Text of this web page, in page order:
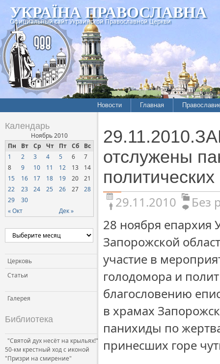
УКРАЇНА ПРАВОСЛАВНА
Официальный сайт Украинской Православной Церкви
Новости Главная
Календарь
Ноябрь 2010
Пн
Вт Ср Чт Пт Сб Вс
« Окт Дек »
1 2 3 4 5 6
7
8
9 10 11 12 13
14
15
16 17 18 19 20
21
22
23 24 25 26 27
28
29
30
Церковь
Статьи
Галерея
Библиотека
"Святой дух несёт на крыльях!"
50-км крестный ход с иконой
"Призри на смирение"
отслужены
29.11.2010
Без
28 ноября епархия
Запорожской
участие в
голодомора и
благословению
в храмах
панихиды по
принесших горе